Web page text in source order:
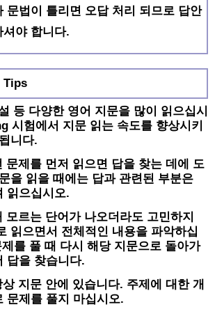
문법이 틀리면 오답 처리 되므로 답안
야 합니다.
Tips
등 다양한 영어 지문을 많이 읽으십시
시험에서 지문 읽는 속도를 향상시키
니다.
문제를 먼저 읽으면 답을 찾는 데에 도
을 읽을 때에는 답과 관련된 부분은
읽으십시오.
모르는 단어가 나오더라도 고민하지
읽으면서 전체적인 내용을 파악하십
를 풀 때 다시 해당 지문으로 돌아가
답을 찾습니다.
상 지문 안에 있습니다. 주제에 대한 개
문제를 풀지 마십시오.